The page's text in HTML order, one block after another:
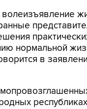
нормальной
в